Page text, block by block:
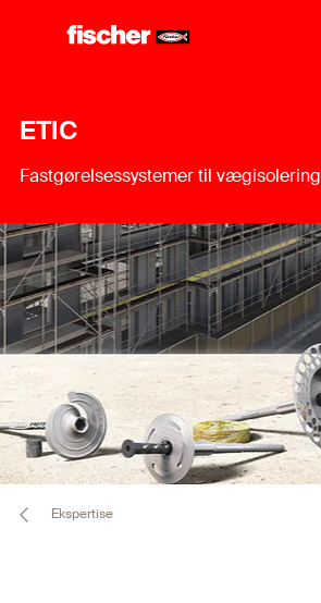
ETIC
Fastgørelsessystemer til vægisolering
Ekspertise